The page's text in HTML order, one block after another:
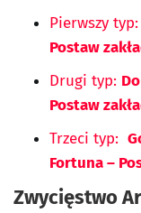
Pierwszy typ:
Postaw
Drugi typ:
Postaw
Trzeci typ:
Fortuna –
Zwycięstwo